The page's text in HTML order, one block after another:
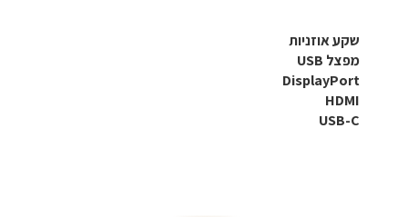
שקע אוזניות
מפצל USB
DisplayPort
HDMI
USB-C